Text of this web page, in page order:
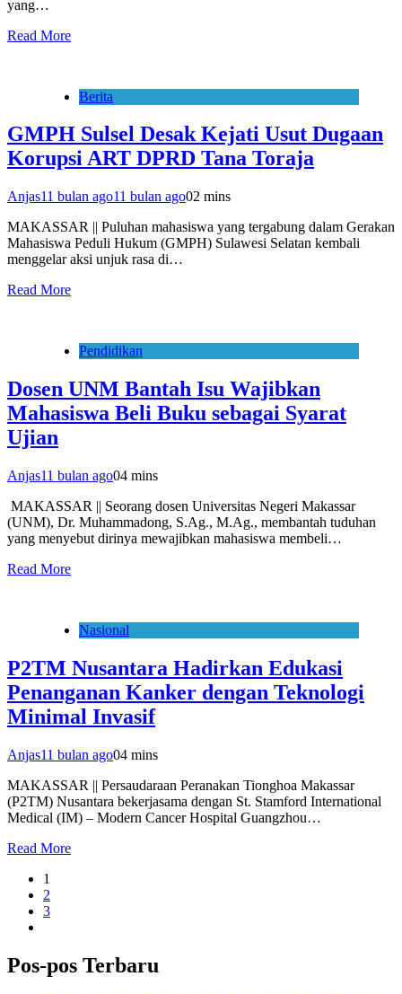
yang…
Read More
Berita
GMPH Sulsel Desak Kejati Usut Dugaan
Korupsi ART DPRD Tana Toraja
Anjas11 bulan ago11 bulan ago02 mins
MAKASSAR || Puluhan mahasiswa yang tergabung dalam Gerakan
Mahasiswa Peduli Hukum (GMPH) Sulawesi Selatan kembali
menggelar aksi unjuk rasa di…
Read More
Pendidikan
Dosen UNM Bantah Isu Wajibkan
Mahasiswa Beli Buku sebagai Syarat
Ujian
Anjas11 bulan ago04 mins
MAKASSAR || Seorang dosen Universitas Negeri Makassar
(UNM), Dr. Muhammadong, S.Ag., M.Ag., membantah tuduhan
yang menyebut dirinya mewajibkan mahasiswa membeli…
Read More
Nasional
P2TM Nusantara Hadirkan Edukasi
Penanganan Kanker dengan Teknologi
Minimal Invasif
Anjas11 bulan ago04 mins
MAKASSAR || Persaudaraan Peranakan Tionghoa Makassar
(P2TM) Nusantara bekerjasama dengan St. Stamford International
Medical (IM) – Modern Cancer Hospital Guangzhou…
Read More
1
2
3
Pos-pos Terbaru